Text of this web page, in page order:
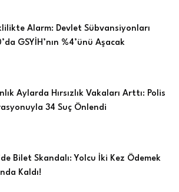
Alarm: Devlet Sübvansiyonları
GSYİH’nın %4’ünü Aşacak
Aylarda Hırsızlık Vakaları Arttı: Polis
34 Suç Önlendi
Bilet Skandalı: Yolcu İki Kez Ödemek
Kaldı!